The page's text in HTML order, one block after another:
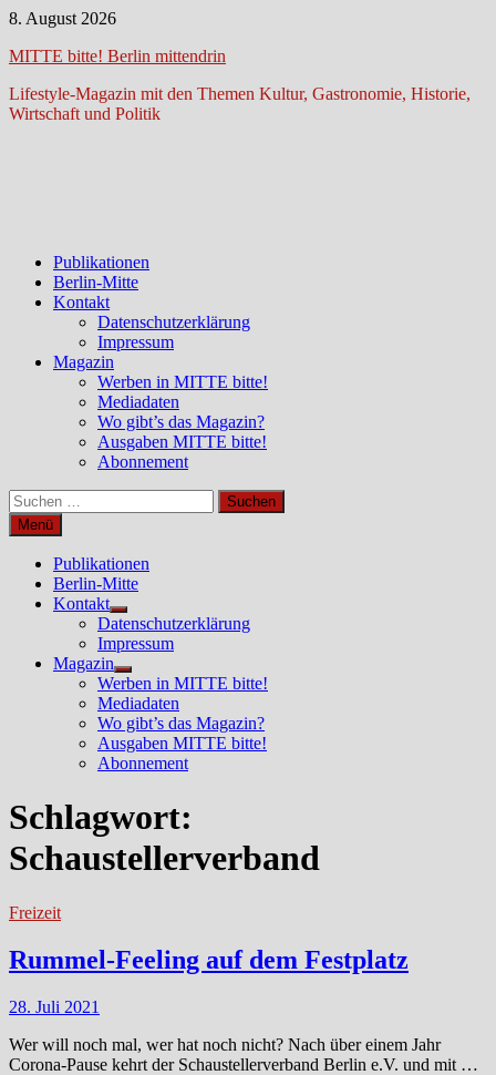
Zum
springen
8. August 2026
MITTE bitte! Berlin mittendrin
Lifestyle-Magazin mit den Themen Kultur, Gastronomie, Historie,
Wirtschaft und Politik
Publikationen
Berlin-Mitte
Kontakt
Datenschutzerklärung
Impressum
Magazin
Werben in MITTE bitte!
Mediadaten
Wo gibt’s das Magazin?
Ausgaben MITTE bitte!
Abonnement
Suchen
nach:
Menü
Publikationen
Berlin-Mitte
Kontakt
Untermenü
anzeigen
Datenschutzerklärung
Impressum
Magazin
Untermenü
anzeigen
Werben in MITTE bitte!
Mediadaten
Wo gibt’s das Magazin?
Ausgaben MITTE bitte!
Abonnement
Schlagwort:
Schaustellerverband
Freizeit
Rummel-Feeling auf dem Festplatz
28. Juli 2021
Wer will noch mal, wer hat noch nicht? Nach über einem Jahr
Corona-Pause kehrt der Schaustellerverband Berlin e.V. und mit …